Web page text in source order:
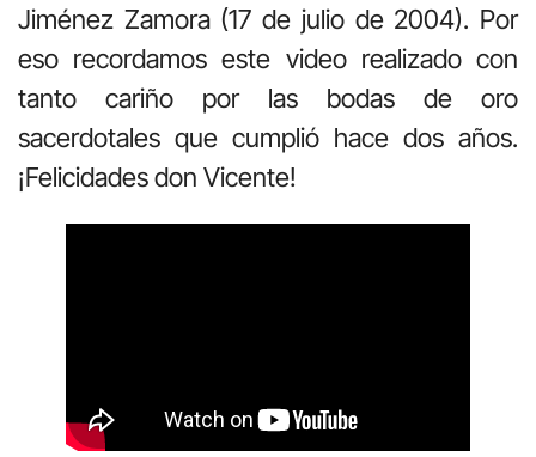
Jiménez Zamora (17 de julio de 2004). Por
eso recordamos este video realizado con
tanto cariño por las bodas de oro
sacerdotales que cumplió hace dos años.
¡Felicidades don Vicente!